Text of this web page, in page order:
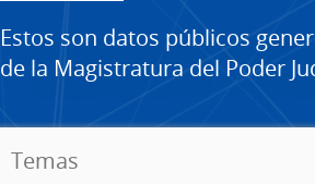
Estos son datos públicos
de la Magistratura del Poder
Temas